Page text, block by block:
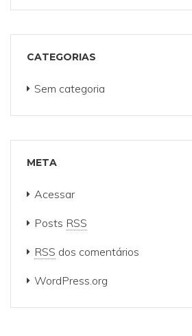
CATEGORIAS
Sem categoria
META
Acessar
Posts RSS
RSS dos comentários
WordPress.org